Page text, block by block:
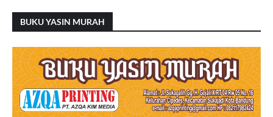
BUKU YASIN MURAH